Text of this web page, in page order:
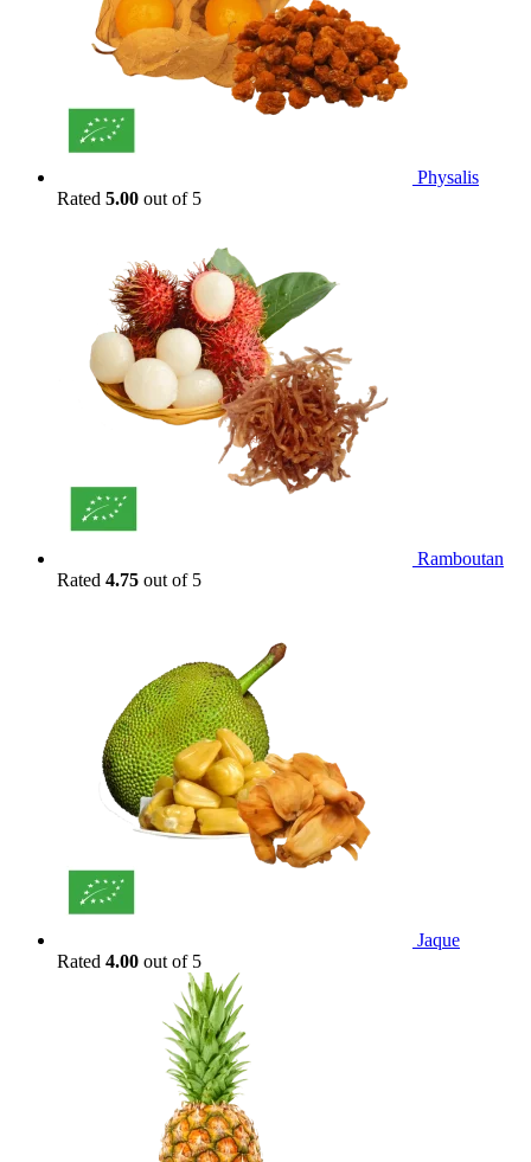
Physalis
Rated 5.00 out of 5
Ramboutan
Rated 4.75 out of 5
Jaque
Rated 4.00 out of 5